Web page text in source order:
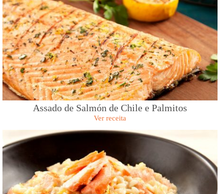
Assado de Salmón de Chile e Palmitos
Ver receita